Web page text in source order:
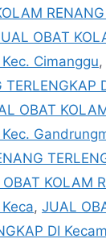
OBAT
Cimanggu,
OBAT
Kec.
KOLAM
, JUAL
DI